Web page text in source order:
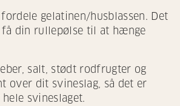
gelatinen/husblassen. Det
din rullepølse til at hænge
salt, stødt rodfrugter og
over dit svineslag, så det er
svineslaget.